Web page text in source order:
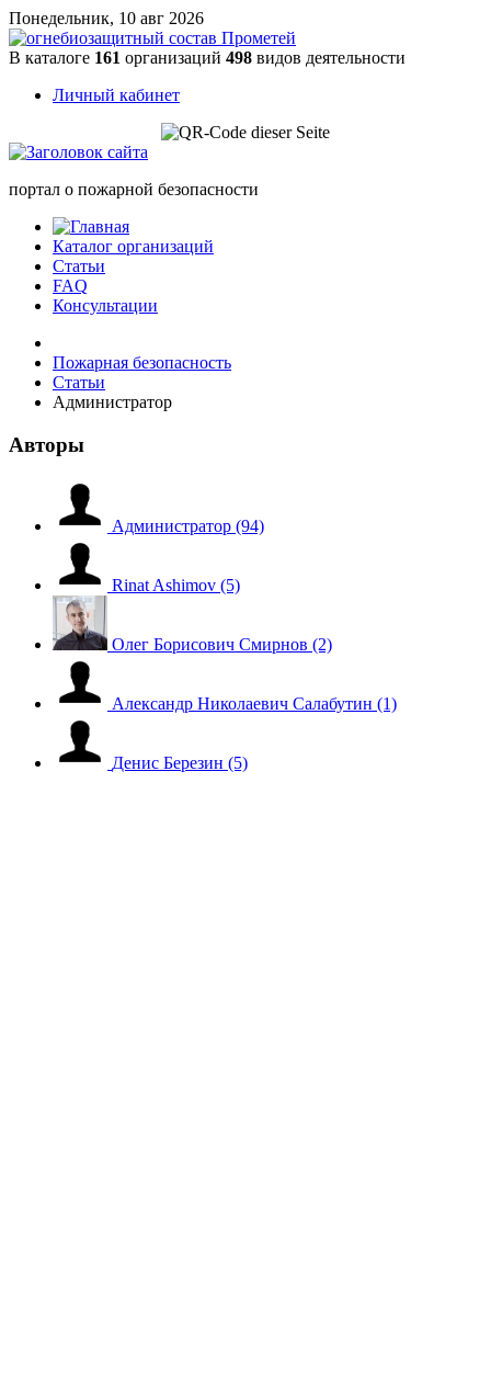
Понедельник, 10 авг 2026
В каталоге 161 организаций 498 видов деятельности
Личный кабинет
портал о пожарной безопасности
Каталог организаций
Статьи
FAQ
Консультации
Пожарная безопасность
Статьи
Администратор
Авторы
Администратор (94)
Rinat Ashimov (5)
Олег Борисович Смирнов (2)
Александр Николаевич Салабутин (1)
Денис Березин (5)